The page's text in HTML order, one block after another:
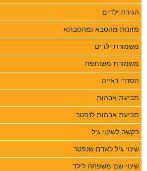
הגירת ילדים
מזונות מהסבא ומהסבתא
משמורת ילדים
משמורת משותפת
הסדרי ראייה
תביעת אבהות
תביעת אבהות לנפטר
בקשה לשינוי גיל
שינוי גיל לאדם שנפטר
שינוי שם משפחה לילד